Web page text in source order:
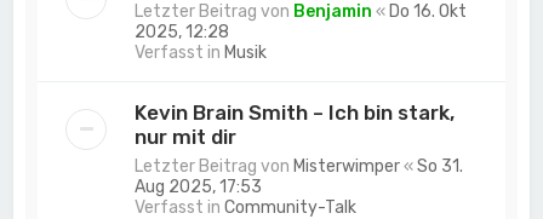
Letzter Beitrag von Benjamin « Do 16. Okt
2025, 12:28
Verfasst in Musik
Kevin Brain Smith – Ich bin stark,
nur mit dir
Letzter Beitrag von Misterwimper«So 31.
Aug 2025, 17:53
Verfasst inCommunity-Talk